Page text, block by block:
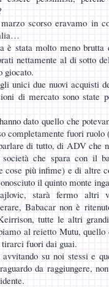
scorso eravamo in
è stata molto meno
nettamente al di sotto
giocato.
unici due nuovi acquisti
di mercato sono state
dato quello che
completamente fuori ruolo
di tutto, di ADV che
società che spara con il
cose più infime) e di altre
il quinto monte
starà fermo altri
Babacar non è
tutte le altri
al reietto Mutu,
tirarci fuori dai guai.
su noi stessi e
da raggiungere,